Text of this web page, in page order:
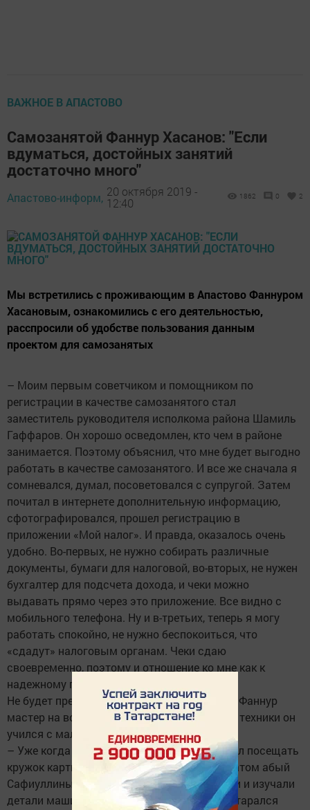
ВАЖНОЕ В АПАСТОВО
Самозанятой Фаннур Хасанов: "Если
вдуматься, достойных занятий
достаточно много"
Апастово-информ, 20 октября 2019 -
12:40
1862 0 2
Мы встретились с проживающим в Апастово Фаннуром
Хасановым, ознакомились с его деятельностью,
расспросили об удобстве пользования данным
проектом для самозанятых
– Моим первым советчиком и помощником по
регистрации в качестве самозанятого стал
заместитель руководителя исполкома района Шамиль
Гаффаров. Он хорошо осведомлен, кто чем в районе
занимается. Поэтому объяснил, что мне будет выгодно
работать в качестве самозанятого. И все же сначала я
сомневался, думал, посоветовался с супругой. Затем
почитал в интернете дополнительную информацию,
сфотографировался, прошел регистрацию в
приложении «Мой налог». И правда, оказалось очень
удобно. Во-первых, не нужно собирать различные
документы, бумаги для налоговой, во-вторых, не нужен
бухгалтер для подсчета дохода, и чеки можно
выдавать прямо через это приложение. Все видно с
мобильного телефона. Ну и в-третьих, теперь я могу
работать спокойно, не нужно беспокоиться, что
«сдадут» налоговым органам. Чеки сдаю
своевременно, поэтому и отношение ко мне как к
надежному партнеру, – делится Фаннур.
Не будет преувеличением, если скажем, что Фаннур
мастер на все руки. Секретам автомобилей, техники он
учился с малых лет.
– Уже когда учился в младших классах, стал посещать
кружок картингистов, организованный Айратом абый
Сафиуллиным. Там мы разбирали, собирали и изучали
детали машин. И в гараже рядом с отцом старался